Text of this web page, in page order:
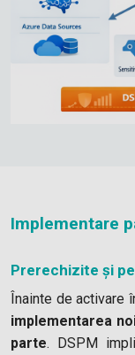
Implementare
Prerechizite și
Înainte de activare
implementarea
parte. DSPM